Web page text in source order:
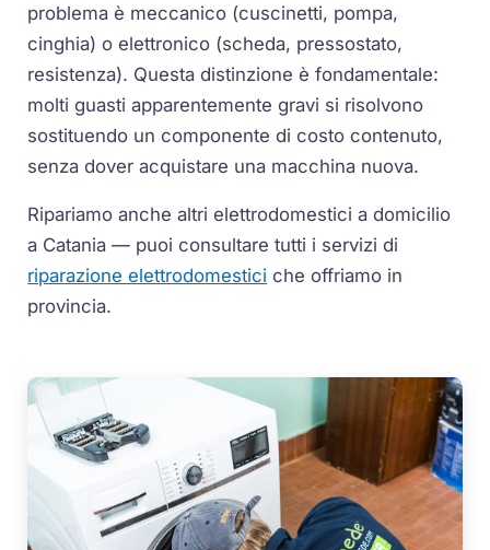
problema è meccanico (cuscinetti, pompa,
cinghia) o elettronico (scheda, pressostato,
resistenza). Questa distinzione è fondamentale:
molti guasti apparentemente gravi si risolvono
sostituendo un componente di costo contenuto,
senza dover acquistare una macchina nuova.
Ripariamo anche altri elettrodomestici a domicilio
a Catania — puoi consultare tutti i servizi di
riparazione elettrodomestici che offriamo in
provincia.